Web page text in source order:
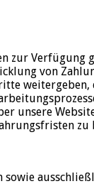
zur
von
weitergeben,
unsere
zu